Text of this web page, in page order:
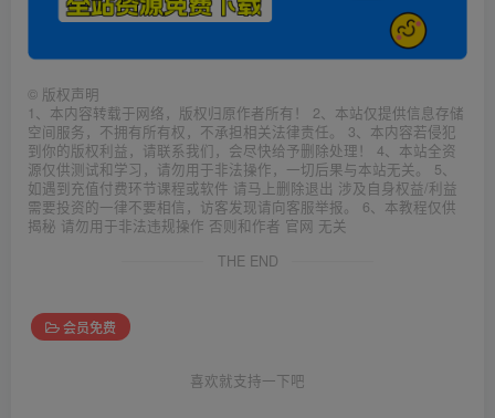
© 版权声明
1、本内容转载于网络，版权归原作者所有！ 2、本站仅提供信息存储
空间服务，不拥有所有权，不承担相关法律责任。 3、本内容若侵犯
到你的版权利益，请联系我们，会尽快给予删除处理！ 4、本站全资
源仅供测试和学习，请勿用于非法操作，一切后果与本站无关。 5、
如遇到充值付费环节课程或软件 请马上删除退出 涉及自身权益/利益
需要投资的一律不要相信，访客发现请向客服举报。 6、本教程仅供
揭秘 请勿用于非法违规操作 否则和作者 官网 无关
THE END
会员免费
喜欢就支持一下吧